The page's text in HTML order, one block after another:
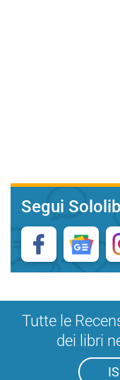
Segui
Tutte le
dei libri